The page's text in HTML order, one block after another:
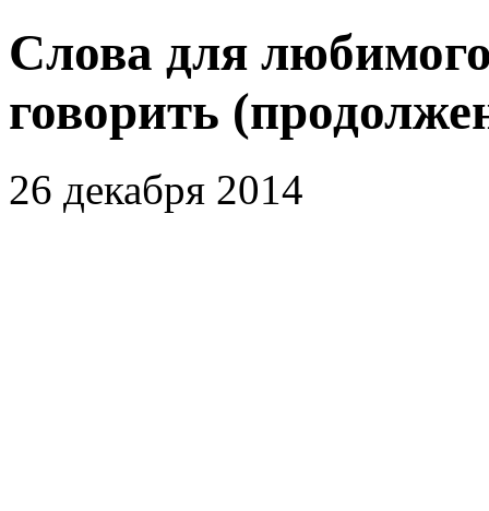
Слова для
говорить
26 декабря 2014